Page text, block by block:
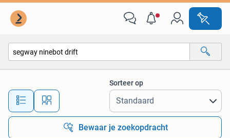
Alle afstanden…
Sorteer op
Bewaar je zoekopdracht